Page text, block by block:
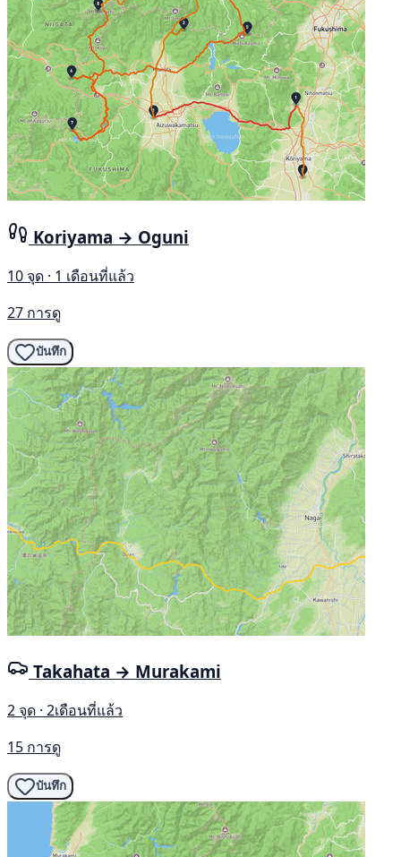
Koriyama → Oguni
10 จุด · 1 เดือนที่แล้ว
27 การดู
บันทึก
Takahata → Murakami
2 จุด · 2เดือนที่แล้ว
15 การดู
บันทึก